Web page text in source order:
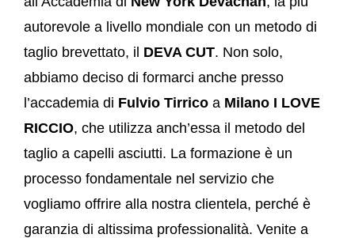
autorevole a livello mondiale con un metodo di
taglio brevettato, il DEVA CUT. Non solo,
abbiamo deciso di formarci anche presso
l’accademia di Fulvio Tirrico a Milano I LOVE
RICCIO, che utilizza anch’essa il metodo del
taglio a capelli asciutti. La formazione è un
processo fondamentale nel servizio che
vogliamo offrire alla nostra clientela, perché è
garanzia di altissima professionalità. Venite a